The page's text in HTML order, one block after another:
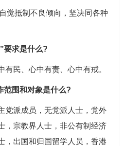
抵制不良倾向，坚决同各种
要求是什么?
民、心中有责、心中有戒。
范围和对象是什么?
派成员，无党派人士，党外
，宗教界人士，非公有制经济
，出国和归国留学人员，香港